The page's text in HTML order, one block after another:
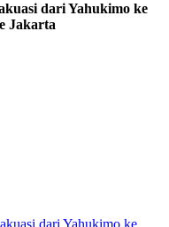
dari Yahukimo ke
Jakarta